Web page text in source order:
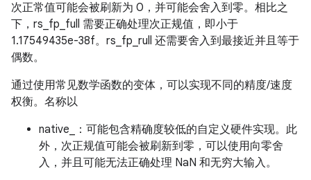
次正常值可能会被刷新为 0，并可能会舍入到零。相比之
下，rs_fp_full 需要正确处理次正规值，即小于
1.17549435e-38f。rs_fp_rull 还需要舍入到最接近并且等于
偶数。
通过使用常见数学函数的变体，可以实现不同的精度/速度
权衡。名称以
native_：可能包含精确度较低的自定义硬件实现。此
外，次正规值可能会被刷新到零，可以使用向零舍
入，并且可能无法正确处理 NaN 和无穷大输入。